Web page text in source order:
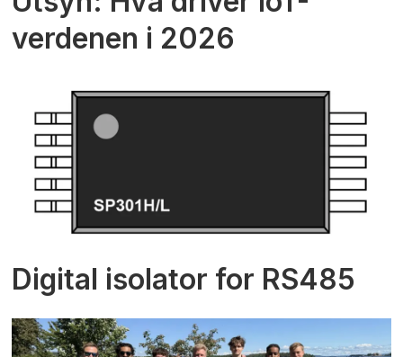
verdenen i 2026
Digital isolator for RS485